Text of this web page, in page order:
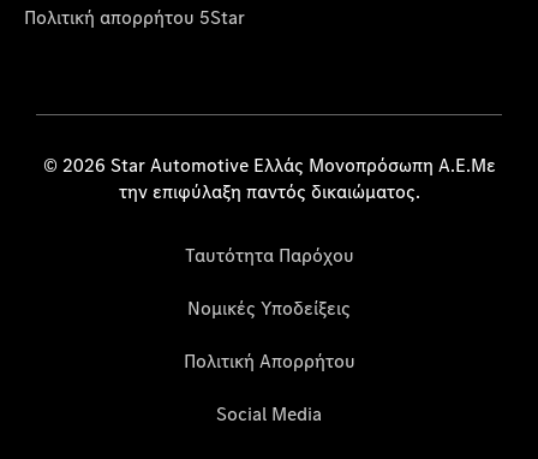
Πολιτική απορρήτου 5Star
© 2026 Star Automotive Ελλάς Μονοπρόσωπη Α.Ε.Με
την επιφύλαξη παντός δικαιώματος.
Ταυτότητα Παρόχου
Νομικές Υποδείξεις
Πολιτική Απορρήτου
Social Media